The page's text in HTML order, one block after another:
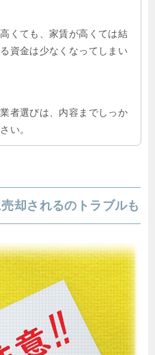
くても、家賃が高くては結
資金は少なくなってしまい
者選びは、内容までしっか
い。
却されるのトラブルも